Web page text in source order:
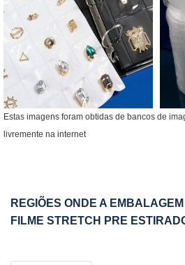
Estas imagens foram obtidas de bancos de
livremente na internet
REGIÕES ONDE A
FILME STRETCH PRE